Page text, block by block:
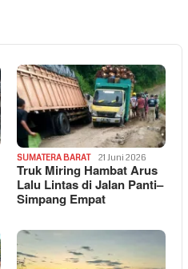
SUMATERA BARAT 21 Juni 2026
Truk Miring Hambat Arus
Lalu Lintas di Jalan Panti–
Simpang Empat